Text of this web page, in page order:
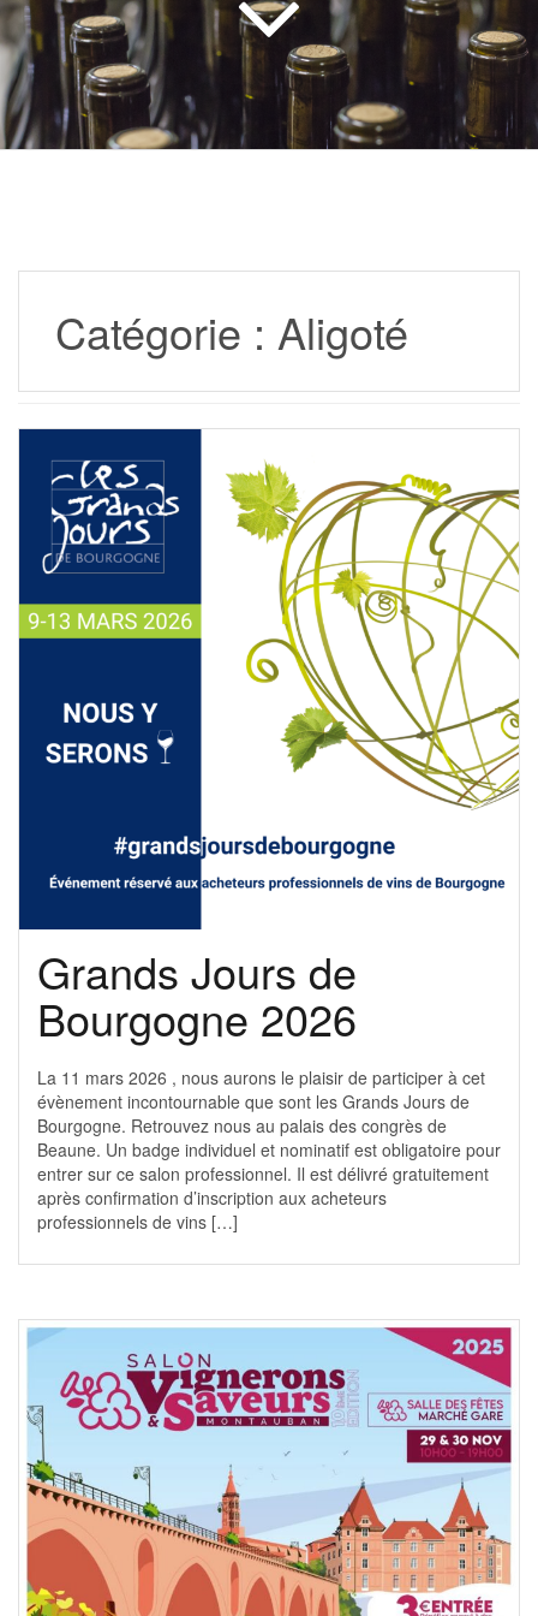
Catégorie : Aligoté
Grands Jours de
Bourgogne 2026
La 11 mars 2026 , nous aurons le plaisir de participer à cet
évènement incontournable que sont les Grands Jours de
Bourgogne. Retrouvez nous au palais des congrès de
Beaune. Un badge individuel et nominatif est obligatoire pour
entrer sur ce salon professionnel. Il est délivré gratuitement
après confirmation d’inscription aux acheteurs
professionnels de vins […]